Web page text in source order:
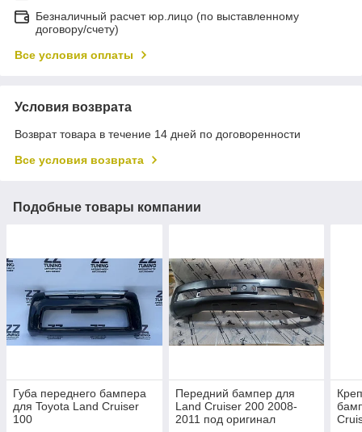
Безналичный расчет юр.лицо (по выставленному
договору/счету)
Все условия оплаты
Условия возврата
Возврат товара в течение 14 дней по договоренности
Все условия возврата
Подобные товары компании
Губа переднего бампера
для Toyota Land Cruiser
100
Передний бампер для
Land Cruiser 200 2008-
2011 под оригинал